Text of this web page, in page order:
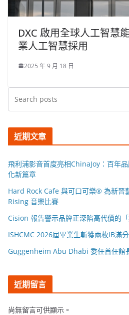
DXC 啟用全球人工智慧
業人工智慧採用
2025 年 9 月 18 日
近期文章
飛利浦影音首度亮相ChinaJoy：百年
化新篇章
Hard Rock Cafe 與可口可樂® 為新晉
Rising 音樂比賽
Cision 報告警示品牌正深陷高代價的「
ISHCMC 2026屆畢業生斬獲兩枚IB滿
Guggenheim Abu Dhabi 委任首任館
近期留言
尚無留言可供顯示。